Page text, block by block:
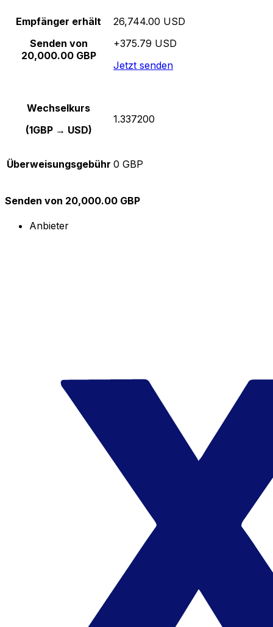
Empfänger erhält
Senden von
20,000.00 GBP
26,744.00 USD
+375.79 USD
Jetzt senden
Wechselkurs
(1GBP → USD)
1.337200
Überweisungsgebühr 0 GBP
Senden von 20,000.00 GBP
Anbieter